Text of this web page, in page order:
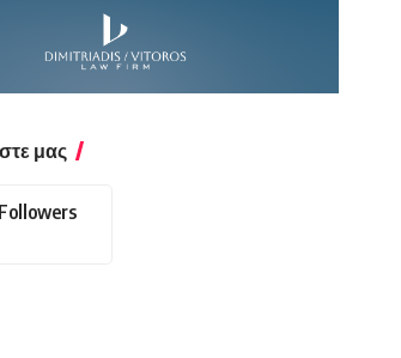
μας
Followers